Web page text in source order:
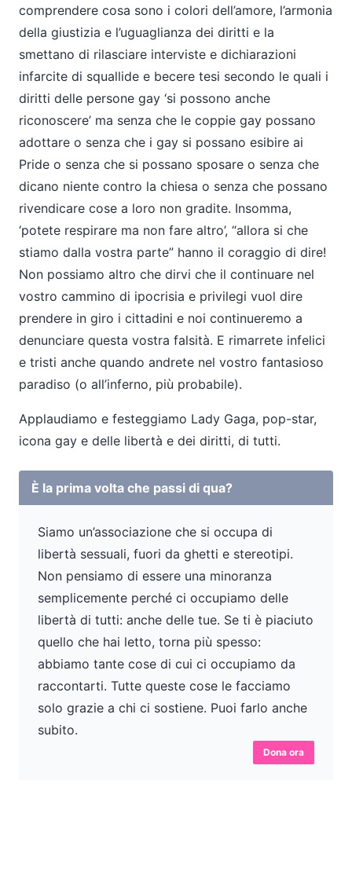
comprendere cosa sono i colori dell’amore, l’armonia
della giustizia e l’uguaglianza dei diritti e la
smettano di rilasciare interviste e dichiarazioni
infarcite di squallide e becere tesi secondo le quali i
diritti delle persone gay ‘si possono anche
riconoscere’ ma senza che le coppie gay possano
adottare o senza che i gay si possano esibire ai
Pride o senza che si possano sposare o senza che
dicano niente contro la chiesa o senza che possano
rivendicare cose a loro non gradite. Insomma,
‘potete respirare ma non fare altro’, “allora si che
stiamo dalla vostra parte” hanno il coraggio di dire!
Non possiamo altro che dirvi che il continuare nel
vostro cammino di ipocrisia e privilegi vuol dire
prendere in giro i cittadini e noi continueremo a
denunciare questa vostra falsità. E rimarrete infelici
e tristi anche quando andrete nel vostro fantasioso
paradiso (o all’inferno, più probabile).
Applaudiamo e festeggiamo Lady Gaga, pop-star,
icona gay e delle libertà e dei diritti, di tutti.
È la prima volta che passi di qua?
Siamo un’associazione che si occupa di
libertà sessuali, fuori da ghetti e stereotipi.
Non pensiamo di essere una minoranza
semplicemente perché ci occupiamo delle
libertà di tutti: anche delle tue. Se ti è piaciuto
quello che hai letto, torna più spesso:
abbiamo tante cose di cui ci occupiamo da
raccontarti. Tutte queste cose le facciamo
solo grazie a chi ci sostiene. Puoi farlo anche
subito.
Dona ora